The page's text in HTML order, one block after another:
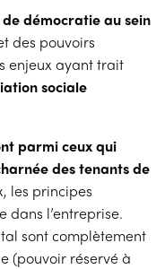
démocratie au sein
des pouvoirs
enjeux ayant trait
sociale
parmi ceux qui
des tenants de
les principes
dans l’entreprise.
sont complètement
(pouvoir réservé à